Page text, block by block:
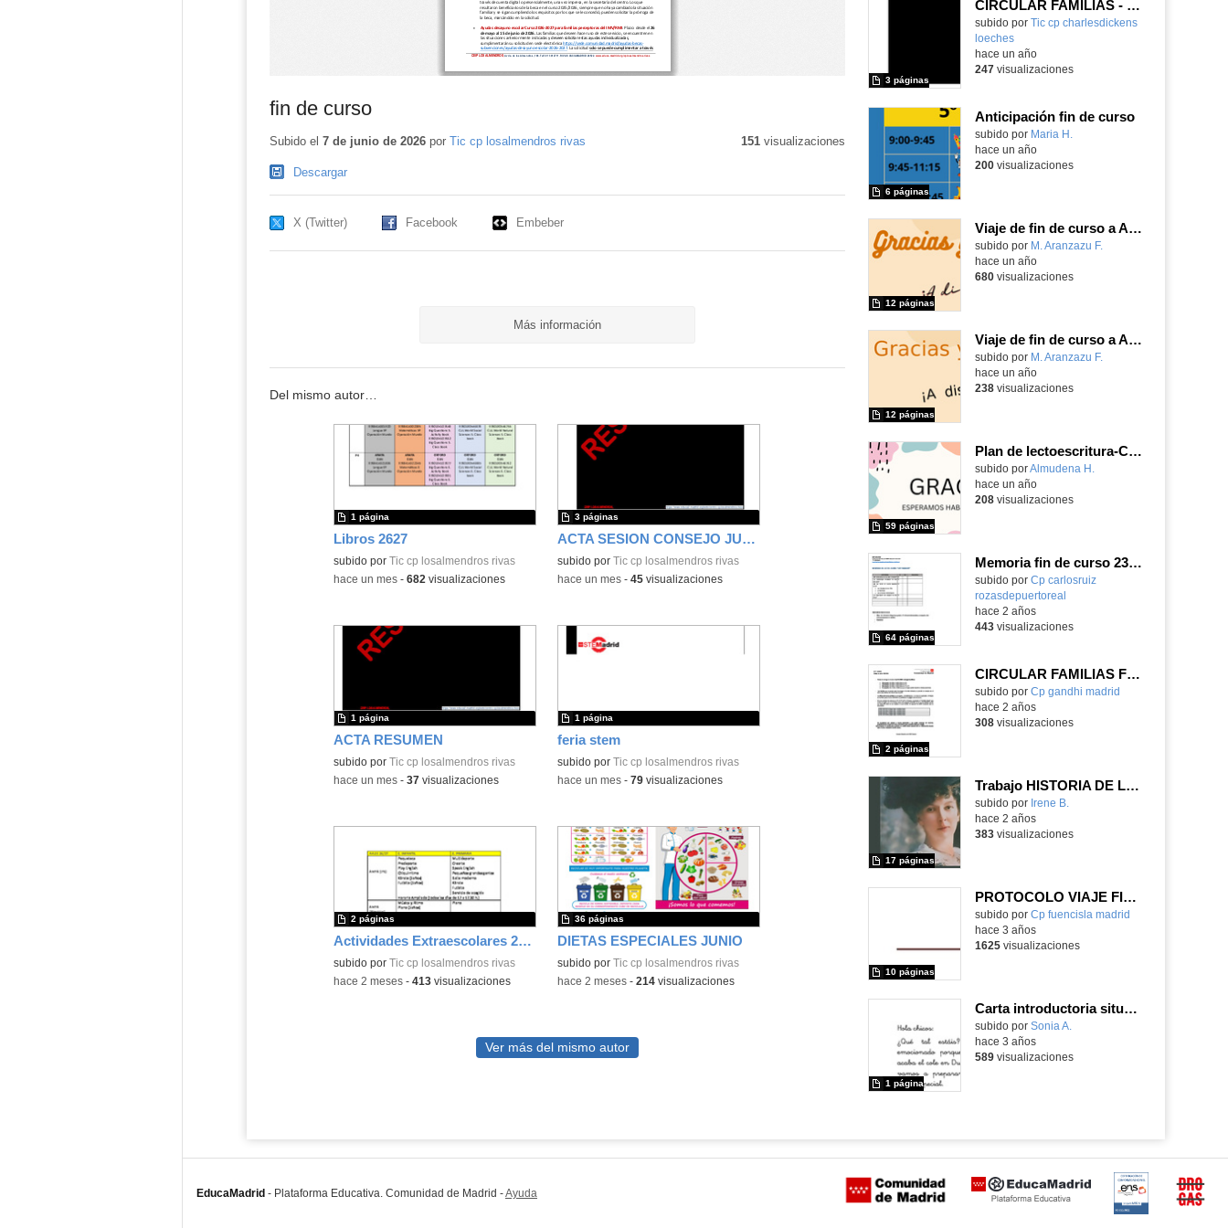
fin de curso
Subido el 7 de junio de 2026por Tic cp losalmendros rivas 151visualizaciones
Descargar
X (Twitter) Facebook Embeber
Más información
Del mismo autor…
Libros 2627
subido por Tic cp losalmendros rivas
1 página
-hace un mes- 682 visualizaciones
ACTA SESION CONSEJO JUNIO
subido por Tic cp losalmendros rivas
3 páginas
-hace un mes- 45visualizaciones
ACTA RESUMEN
subido por Tic cp losalmendros rivas
1 página
-hace un mes- 37visualizaciones
feria stem
subido por Tic cp losalmendros rivas
1 página
-hace un mes- 79visualizaciones
Actividades Extraescolares 26-27
subido por Tic cp losalmendros rivas
2 páginas
-hace 2 meses- 413visualizaciones
DIETAS ESPECIALES JUNIO
subido por Tic cp losalmendros rivas
36 páginas
-hace 2 meses- 214visualizaciones
Ver más del mismo autor
CIRCULAR FAMILIAS - FIESTA FIN DE CURSO 2025
subido por Tic cp charlesdickens
loeches
3 páginas
-
hace un año
247visualizaciones
Anticipación fin de curso
Contenido educativo.
subido por Maria H.
6 páginas
hace un año
200visualizaciones
Viaje de fin de curso a Asturias
Contenido educativo.
subido por M. Aranzazu F.
12 páginas
hace un año
680visualizaciones
Viaje de fin de curso a Asturias
Contenido educativo.
subido por M. Aranzazu F.
12 páginas
hace un año
238visualizaciones
Plan de lectoescritura-C.E.I.P. República del Uruguay
Contenido educativo.
subido porAlmudena H.
59 páginas
hace un año
208visualizaciones
Memoria fin de curso 23-24
subido por Cp carlosruiz
rozasdepuertoreal
64 páginas
hace 2 años
443visualizaciones
CIRCULAR FAMILIAS FIN DE CURSO 24
subido por Cp gandhi madrid
2 páginas
hace 2 años
308visualizaciones
Trabajo HISTORIA DE LA MÚSICA II-MATRÍCULA DE HONOR. "Cecile Chamiade (1857-1944)". Fin de Grado 6ºEEPP - Contenido educativo
Contenido educativo.
subido por Irene B.
17 páginas
hace 2 años
383visualizaciones
PROTOCOLO VIAJE FIN DE CURSO
subido por Cp fuencisla madrid
10 páginas
hace 3 años
1625visualizaciones
Carta introductoria situación aprendizaje U10
Contenido educativo.
subido por Sonia A.
1 página
hace 3 años
589visualizaciones
EducaMadrid - Plataforma Educativa. Comunidad de Madrid -Ayuda Certificación Buzón